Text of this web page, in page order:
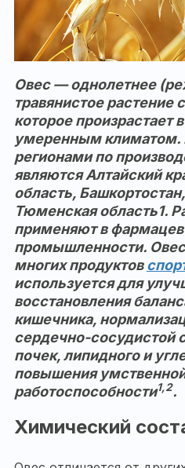
Овес — однолетнее
травянистое растение
которое произрастает
умеренным
регионами по
являются Алтайский
область,
Тюменская область1.
применяют в
промышленности. Овес
многих продуктов
используется для
восстановления
кишечника,
сердечно-сосудистой
почек, липидного и
повышения
работоспособности1,2.
Химический